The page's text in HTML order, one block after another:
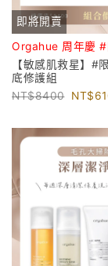
即將開賣
Orgahue 周年慶 #
【敏感肌救星】#
底修護組
8400